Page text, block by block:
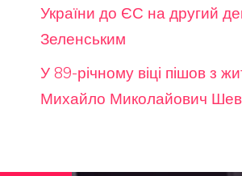
України до ЄС на другий
Зеленським
У 89-річному віці пішов з
Михайло Миколайович